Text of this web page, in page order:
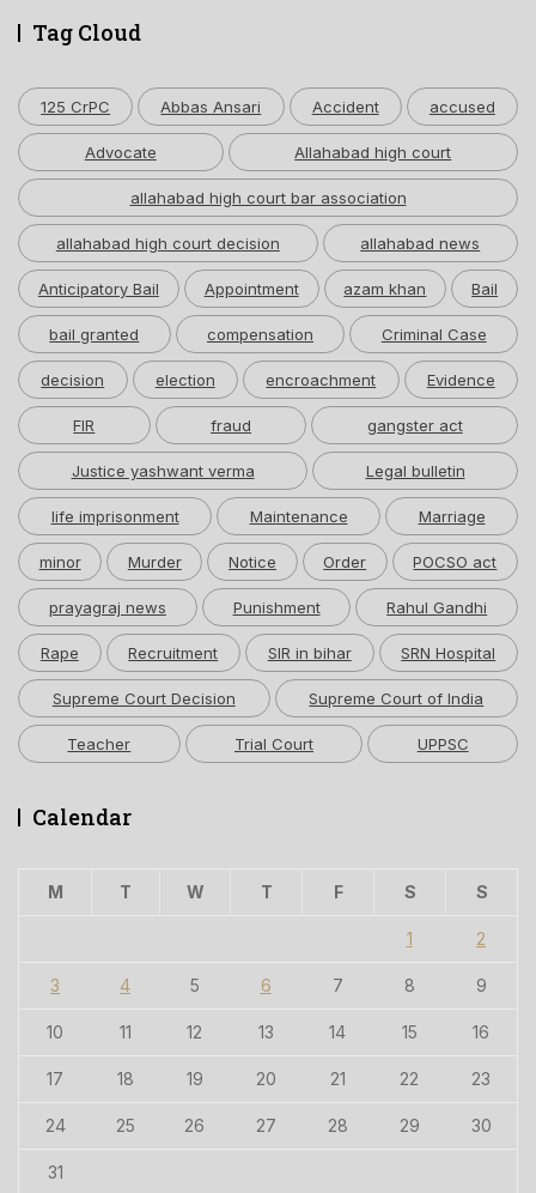
Tag Cloud
125 CrPC Abbas Ansari Accident accused
Advocate Allahabad high court
allahabad high court bar association
allahabad high court decision allahabad news
Anticipatory Bail Appointment azam khan Bail
bail granted compensation Criminal Case
decision election encroachment Evidence
FIR fraud gangster act
Justice yashwant verma Legal bulletin
life imprisonment Maintenance Marriage
minor Murder Notice Order POCSO act
prayagraj news Punishment Rahul Gandhi
Rape Recruitment SIR in bihar SRN Hospital
Supreme Court Decision Supreme Court of India
Teacher Trial Court UPPSC
Calendar
M T W T F S S
1 2
3 4 5 6 7 8 9
10 11 12 13 14 15 16
17 18 19 20 21 22 23
24 25 26 27 28 29 30
31